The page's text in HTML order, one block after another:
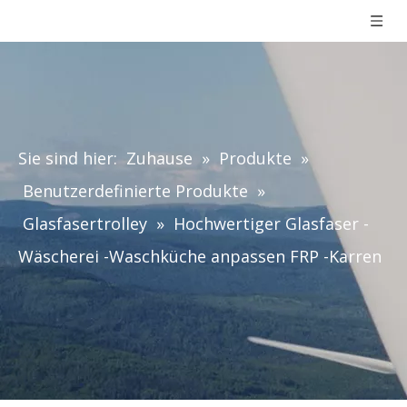
Sie sind hier: Zuhause » Produkte »
Benutzerdefinierte Produkte »
Glasfasertrolley » Hochwertiger Glasfaser -
Wäscherei -Waschküche anpassen FRP -Karren